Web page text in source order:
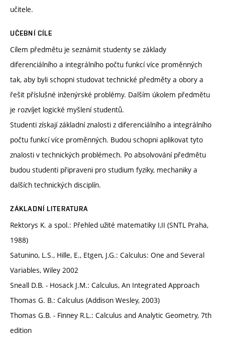
učitele.
UČEBNÍ CÍLE
Cílem předmětu je seznámit studenty se základy
diferenciálního a integrálního počtu funkcí více proměnných
tak, aby byli schopni studovat technické předměty a obory a
řešit příslušné inženýrské problémy. Dalším úkolem předmětu
je rozvíjet logické myšlení studentů.
Studenti získají základní znalosti z diferenciálního a integrálního
počtu funkcí více proměnných. Budou schopni aplikovat tyto
znalosti v technických problémech. Po absolvování předmětu
budou studenti připraveni pro studium fyziky, mechaniky a
dalších technických disciplín.
ZÁKLADNÍ LITERATURA
Rektorys K. a spol.: Přehled užité matematiky I,II (SNTL Praha,
1988)
Satunino, L.S., Hille, E., Etgen, J.G.: Calculus: One and Several
Variables, Wiley 2002
Sneall D.B. - Hosack J.M.: Calculus, An Integrated Approach
Thomas G. B.: Calculus (Addison Wesley, 2003)
Thomas G.B. - Finney R.L.: Calculus and Analytic Geometry, 7th
edition